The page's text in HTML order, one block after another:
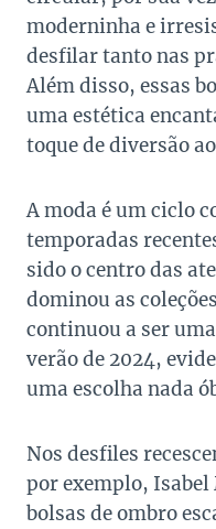
moderninha e
desfilar tanto nas
Além disso, essas
uma estética
toque de diversão
A moda é um ciclo
temporadas
sido o centro das
dominou as
continuou a ser
verão de 2024,
uma escolha nada
Nos desfiles
por exemplo, Isabel
bolsas de ombro